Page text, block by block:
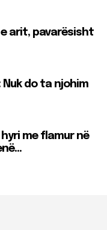
arit, pavarësisht
Nuk do ta njohim
me flamur në